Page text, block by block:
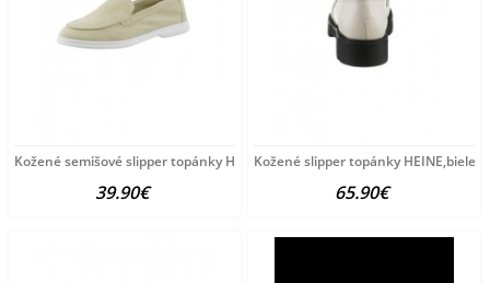
Kožené semišové slipper topánky HEINE, pieskové
39.90€
Kožené slipper topánky HEINE,biele
65.90€